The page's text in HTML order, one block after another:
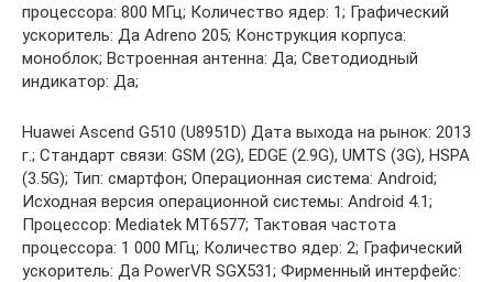
процессора: 800 МГц; Количество ядер: 1; Графический
ускоритель: Да Adreno 205; Конструкция корпуса:
моноблок; Встроенная антенна: Да; Светодиодный
индикатор: Да;
Huawei Ascend G510 (U8951D) Дата выхода на рынок: 2013
г.; Стандарт связи: GSM (2G), EDGE (2.9G), UMTS (3G), HSPA
(3.5G); Тип: смартфон; Операционная система: Android;
Исходная версия операционной системы: Android 4.1;
Процессор: Mediatek MT6577; Тактовая частота
процессора: 1 000 МГц; Количество ядер: 2; Графический
ускоритель: Да PowerVR SGX531; Фирменный интерфейс: